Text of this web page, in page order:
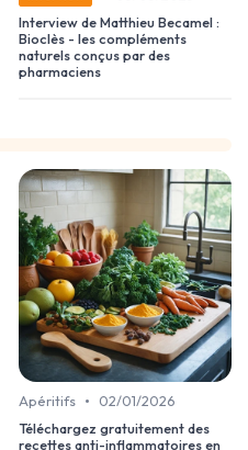
Interview de Matthieu Becamel :
Bioclès - les compléments
naturels conçus par des
pharmaciens
Apéritifs •
02/01/2026
Téléchargez gratuitement des
recettes anti-inflammatoires en